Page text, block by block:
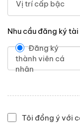
Nhu cầu đăng ký
Đăng ký
thành viên cá
nhân
Tôi đồng ý với